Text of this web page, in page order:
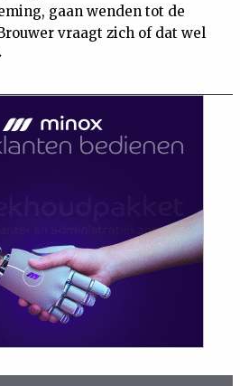
gaan wenden tot de
vraagt zich of dat wel